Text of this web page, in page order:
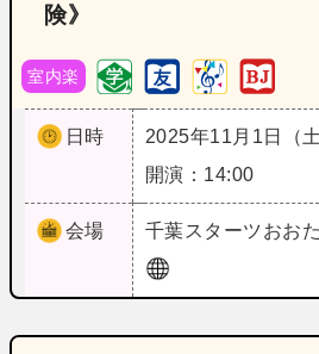
険》
室内楽
日時
2025年11月1日（土
開演：14:00
会場 千葉スターツおお